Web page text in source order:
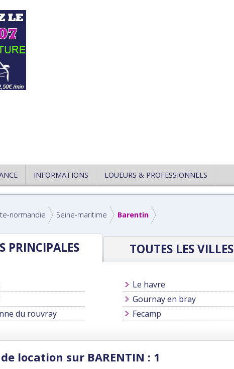
INFORMATIONS LOUEURS & PROFESSIONNELS
normandie Seine-maritime Barentin
PRINCIPALES TOUTES LES VILLES
Le havre
Gournay en bray
du rouvray
Fecamp
location sur BARENTIN : 1